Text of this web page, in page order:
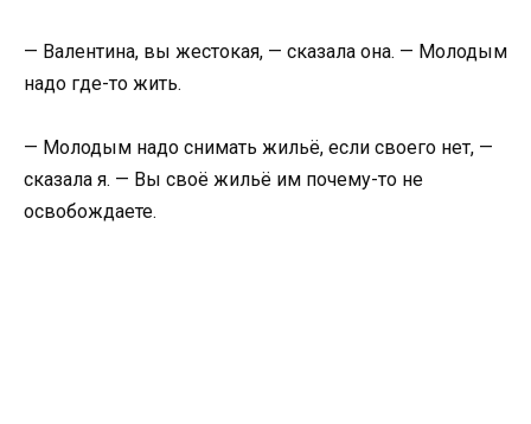
— Валентина, вы жестокая, — сказала она. — Молодым
надо где-то жить.
— Молодым надо снимать жильё, если своего нет, —
сказала я. — Вы своё жильё им почему-то не
освобождаете.